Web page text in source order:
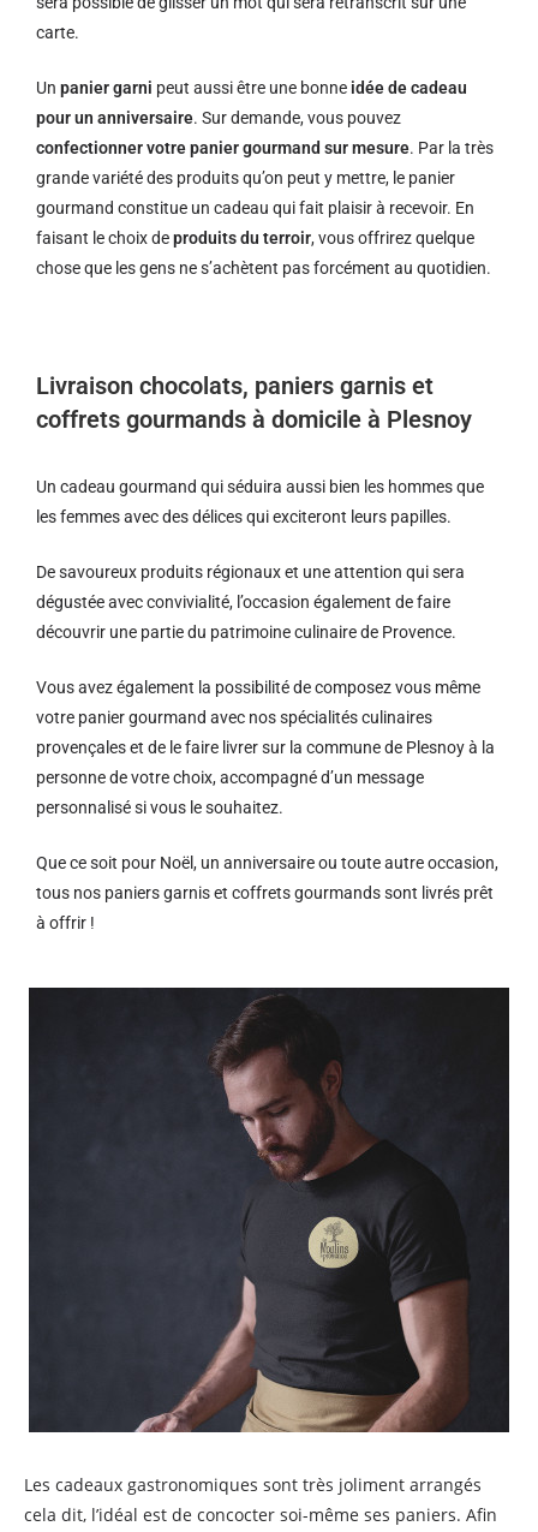
carte.
Un panier garni peut aussi être une bonne idée de cadeau
pour un anniversaire. Sur demande, vous pouvez
confectionner votre panier gourmand sur mesure. Par la très
grande variété des produits qu’on peut y mettre, le panier
gourmand constitue un cadeau qui fait plaisir à recevoir. En
faisant le choix deproduits du terroir, vous offrirez quelque
chose que les gens ne s’achètent pas forcément au quotidien.
Livraison chocolats, paniers garnis et
coffrets gourmands à domicile à Plesnoy
Un cadeau gourmand qui séduira aussi bien les hommes que
les femmes avec des délices qui exciteront leurs papilles.
De savoureux produits régionaux et une attention qui sera
dégustée avec convivialité, l’occasion également de faire
découvrir une partie du patrimoine culinaire de Provence.
Vous avez également la possibilité de composez vous même
votre panier gourmand avec nos spécialités culinaires
provençales et de le faire livrer sur la commune de Plesnoy à la
personne de votre choix, accompagné d’un message
personnalisé si vous le souhaitez.
Que ce soit pour Noël, un anniversaire ou toute autre occasion,
tous nos paniers garnis et coffrets gourmands sont livrés prêt
à offrir !
Les cadeaux gastronomiques sont très joliment arrangés
cela dit, l’idéal est de concocter soi-même ses paniers. Afin